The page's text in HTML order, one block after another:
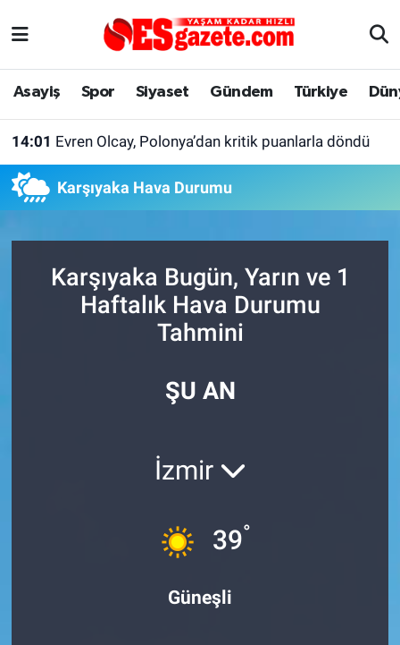
Asayiş Spor Siyaset Gündem Türkiye
14:01 Evren Olcay, Polonya’dan kritik puanlarla döndü
Karşıyaka Hava Durumu
Karşıyaka Bugün, Yarın ve 1
Haftalık Hava Durumu
Tahmini
ŞU AN
İzmir
39°
Güneşli
Asayiş
Dünya
Alış-Veriş/İş dünyası
Yaşam
Röportaj
Eskişehir Nöbetçi Eczaneler
Son Dakika Haberleri